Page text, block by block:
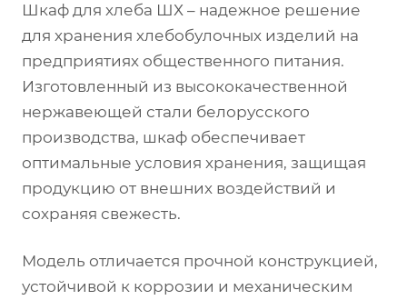
Шкаф для хлеба ШХ – надежное решение
для хранения хлебобулочных изделий на
предприятиях общественного питания.
Изготовленный из высококачественной
нержавеющей стали белорусского
производства, шкаф обеспечивает
оптимальные условия хранения, защищая
продукцию от внешних воздействий и
сохраняя свежесть.
Модель отличается прочной конструкцией,
устойчивой к коррозии и механическим